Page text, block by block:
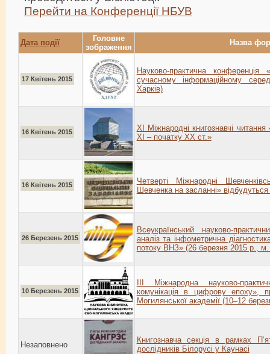
Перейти на Конференції НБУВ
Дата події
Головне
зображення
Назва
17 Квітень 2015
Науково-практична конференція
сучасному інформаційному
Харків)
16 Квітень 2015
ХI Міжнародні книгознавчі
XІ – початку XX ст.»
16 Квітень 2015
Четверті Міжнародні
Шевченка на засланні»
26 Березень 2015
Всеукраїнський науково-
аналіз та інфометрична
потоку ВНЗ» (26 березня 2015 р., м.
10 Березень 2015
IІІ Міжнародна науково-
комунікація в цифрову епоху»,
Могилянської академії (10–12
Незаповнено
Книгознавча секція в рамках
дослідників Білорусі у Каунасі